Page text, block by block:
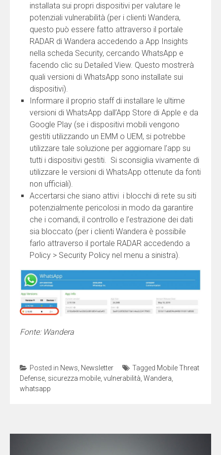
installata sui propri dispositivi per valutare le
potenziali vulnerabilità (per i clienti Wandera,
questo può essere fatto attraverso il portale
RADAR di Wandera accedendo a App Insights
nella scheda Security, cercando WhatsApp e
facendo clic su Detailed View. Questo mostrerà
quali versioni di WhatsApp sono installate sui
dispositivi).
Informare il proprio staff di installare le ultime
versioni di WhatsApp dall’App Store di Apple e da
Google Play (se i dispositivi mobili vengono
gestiti utilizzando un EMM o UEM, si potrebbe
utilizzare tale soluzione per aggiornare l’app su
tutti i dispositivi gestiti. Si sconsiglia vivamente di
utilizzare le versioni di WhatsApp ottenute da fonti
non ufficiali).
Accertarsi che siano attivi i blocchi di rete su siti
potenzialmente pericolosi ​​in modo da garantire
che i comandi, il controllo e l’estrazione dei dati
sia bloccato (per i clienti Wandera è possibile
farlo attraverso il portale RADAR accedendo a
Policy > Security Policy nel menu a sinistra).
Fonte: Wandera
Posted in News, Newsletter Tagged Mobile Threat
Defense, sicurezza mobile, vulnerabilità, Wandera,
whatsapp